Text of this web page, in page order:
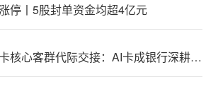
停丨5股封单资金均超4亿元
信用卡核心客群代际交接：AI卡成银行深耕“新世代”首块试验田